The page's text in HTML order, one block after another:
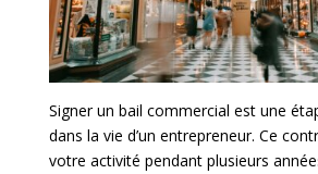
Signer un bail commercial est une
dans la vie d’un entrepreneur. Ce
votre activité pendant plusieurs